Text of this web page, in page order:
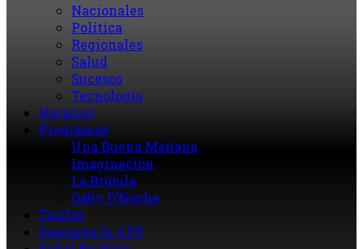
Nacionales
Política
Regionales
Salud
Sucesos
Tecnología
Horarios
Programas
Una Buena Mañana
Imaginación
La Brújula
Gaby D’Noche
Tarifas
Descarga la APP